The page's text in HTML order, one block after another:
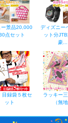
ー景品20,000
点セット
ディズニー
ット分
豪...
目録袋５枚セ
ット
ラッキー
（無地